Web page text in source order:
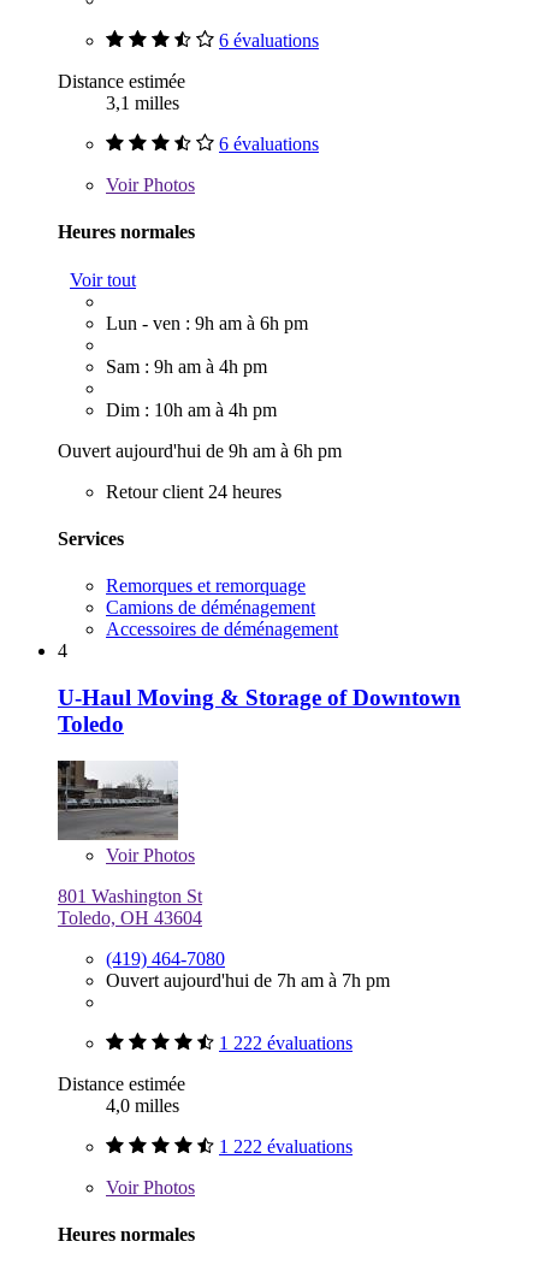
6 évaluations
Distance estimée
3,1 milles
6 évaluations
VoirPhotos
Heures normales
Voir tout
Lun - ven : 9h am à 6h pm
Sam : 9h am à 4h pm
Dim : 10h am à 4h pm
Ouvert aujourd'hui de 9h am à 6h pm
Retour client 24 heures
Services
Remorques et remorquage
Camions de déménagement
Accessoires de déménagement
4
U-Haul Moving & Storage of Downtown
Toledo
VoirPhotos
801 Washington St
Toledo, OH 43604
(419) 464-7080
Ouvert aujourd'hui de 7h am à 7h pm
1 222 évaluations
Distance estimée
4,0 milles
1 222 évaluations
VoirPhotos
Heures normales